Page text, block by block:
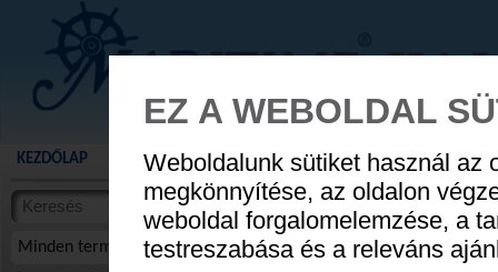
AUGUSZTUS
KEZDŐLAP AKCIÓS TERMÉKEK WEBÁRUHÁZ HÍREK
Minden termék
termékekben
cikkekben
EZ A WEBOLDAL
Weboldalunk sütiket használ az
megkönnyítése, az oldalon
weboldal forgalomelemzése, a
testreszabása és a releváns